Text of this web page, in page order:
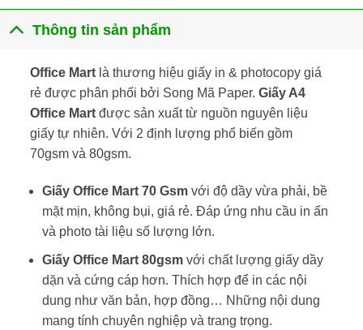
Thông tin sản phẩm
Office Martlà thương hiệu giấy in & photocopy giá
rẻ được phân phối bởi Song Mã Paper. Giấy A4
Office Mart được sản xuất từ nguồn nguyên liệu
giấy tự nhiên. Với 2 định lượng phổ biến gồm
70gsm và 80gsm.
Giấy Office Mart 70 Gsm với độ dầy vừa phải, bề
mặt mịn, không bụi, giá rẻ. Đáp ứng nhu cầu in ấn
và photo tài liệu số lượng lớn.
Giấy Office Mart 80gsmvới chất lượng giấy dầy
dặn và cứng cáp hơn. Thích hợp để in các nội
dung như văn bản, hợp đồng… Những nội dung
mang tính chuyên nghiệp và trang trọng.